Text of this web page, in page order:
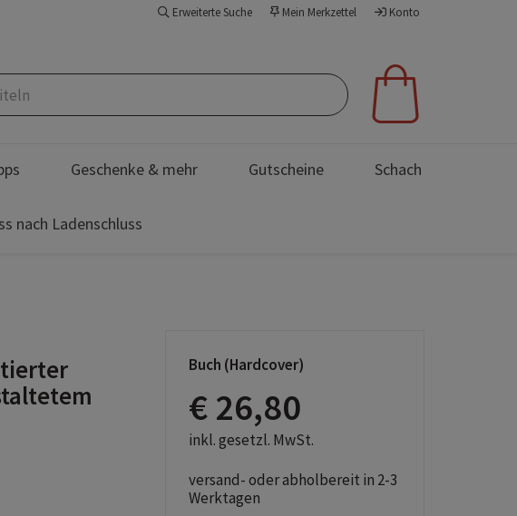
Erweiterte Suche Mein Merkzettel Konto
Geschenke & mehr Gutscheine Schach
nach Ladenschluss
Buch (Hardcover)
€ 26,80
inkl. gesetzl. MwSt.
versand- oder abholbereit in 2-3
Werktagen